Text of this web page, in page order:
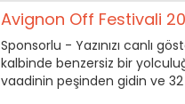
Avignon Off Festivali
Sponsorlu - Yazınızı canlı
kalbinde benzersiz bir
vaadinin peşinden gidin ve